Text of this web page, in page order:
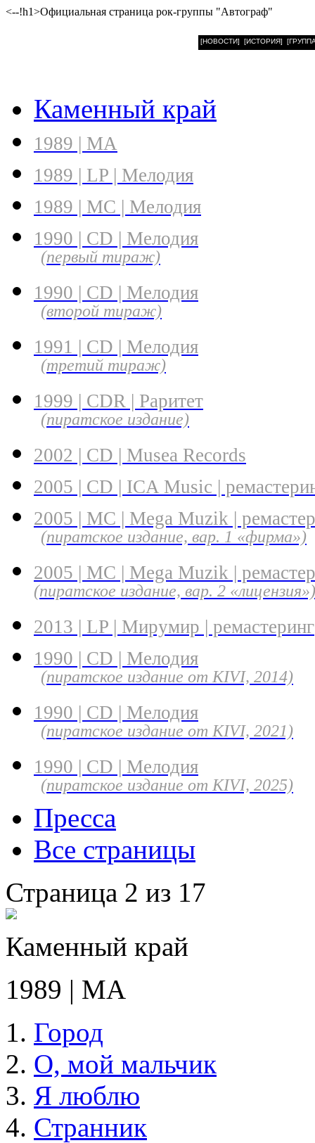
<--!h1>Официальная страница рок-группы "Автограф"
[НОВОСТИ] [ИСТОРИЯ]
Каменный край
1989 | МА
1989 | LP | Мелодия
1989 | MC | Мелодия
1990 | CD | Мелодия
(первый тираж)
1990 | CD | Мелодия
(второй тираж)
1991 | CD | Мелодия
(третий тираж)
1999 | CDR | Раритет
(пиратское издание)
2002 | CD | Musea Records
2005 | CD | ICA Music |
2005 | MC | Mega Muzik |
(пиратское издание, вар. 1 «фирма»)
2005 | MC | Mega Muzik |
(пиратское издание, вар. 2 «лицензия»)
2013 | LP | Мирумир | ремастеринг
1990 | CD | Мелодия
(пиратское издание от KIVI, 2014)
1990 | CD | Мелодия
(пиратское издание от KIVI, 2021)
1990 | CD | Мелодия
(пиратское издание от KIVI, 2025)
Пресса
Все страницы
Страница 2 из 17
Каменный край
1989 | МА
Город
О, мой мальчик
Я люблю
Странник